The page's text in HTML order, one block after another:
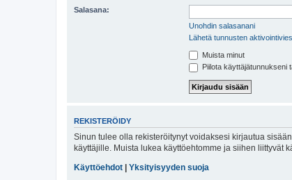
Salasana:
Unohdin salasanani
Lähetä tunnusten
Muista minut
Piilota käyttäjätunnukseni
REKISTERÖIDY
Sinun tulee olla rekisteröitynyt voidaksesi kirjautua
käyttäjille. Muista lukea käyttöehtomme ja siihen liittyvät
Käyttöehdot
Yksityisyyden suoja